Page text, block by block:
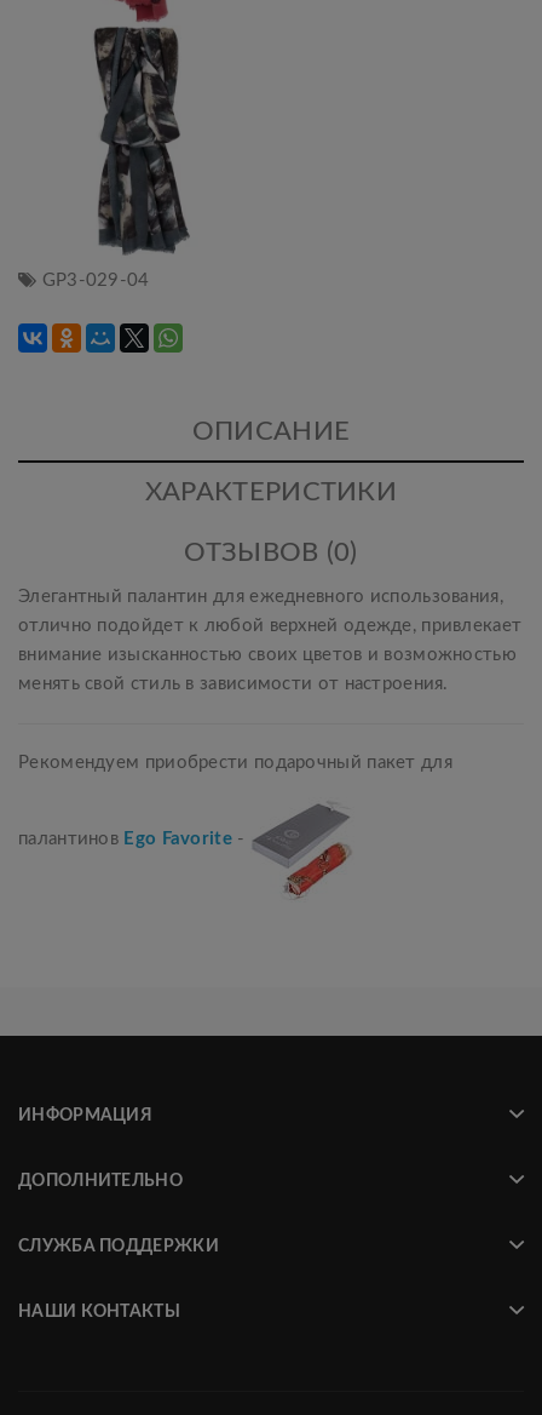
GP3-029-04
ОПИСАНИЕ
ХАРАКТЕРИСТИКИ
ОТЗЫВОВ (0)
Элегантный палантин для ежедневного использования,
отлично подойдет к любой верхней одежде, привлекает
внимание изысканностью своих цветов и возможностью
менять свой стиль в зависимости от настроения.
Рекомендуем приобрести подарочный пакет для
палантинов Ego Favorite-
ИНФОРМАЦИЯ
ДОПОЛНИТЕЛЬНО
СЛУЖБА ПОДДЕРЖКИ
НАШИ КОНТАКТЫ